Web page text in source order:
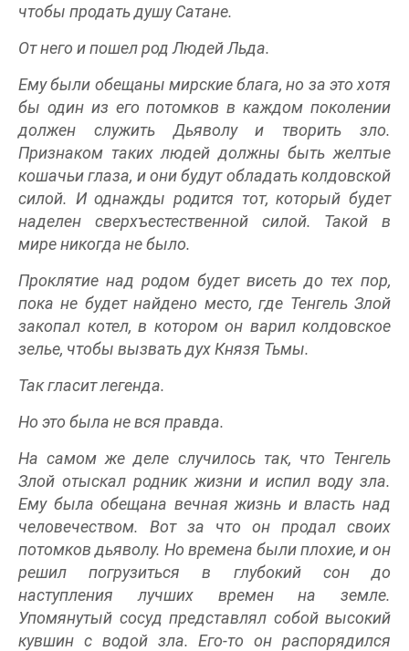
чтобы продать душу Сатане.
От него и пошел род Людей Льда.
Ему были обещаны мирские блага, но за это хотя
бы один из его потомков в каждом поколении
должен служить Дьяволу и творить зло.
Признаком таких людей должны быть желтые
кошачьи глаза, и они будут обладать колдовской
силой. И однажды родится тот, который будет
наделен сверхъестественной силой. Такой в
мире никогда не было.
Проклятие над родом будет висеть до тех пор,
пока не будет найдено место, где Тенгель Злой
закопал котел, в котором он варил колдовское
зелье, чтобы вызвать дух Князя Тьмы.
Так гласит легенда.
Но это была не вся правда.
На самом же деле случилось так, что Тенгель
Злой отыскал родник жизни и испил воду зла.
Ему была обещана вечная жизнь и власть над
человечеством. Вот за что он продал своих
потомков дьяволу. Но времена были плохие, и он
решил погрузиться в глубокий сон до
наступления лучших времен на земле.
Упомянутый сосуд представлял собой высокий
кувшин с водой зла. Его-то он распорядился